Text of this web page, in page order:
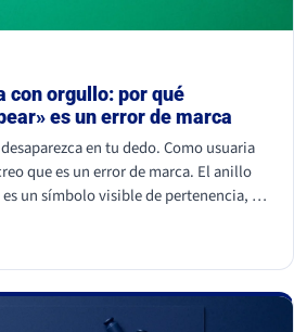
con orgullo: por qué
es un error de marca
en tu dedo. Como usuaria
que es un error de marca. El anillo
un símbolo visible de pertenencia, un
que lo hizo valer.